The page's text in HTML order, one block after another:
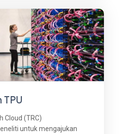
TPU
Cloud (TRC)
untuk mengajukan